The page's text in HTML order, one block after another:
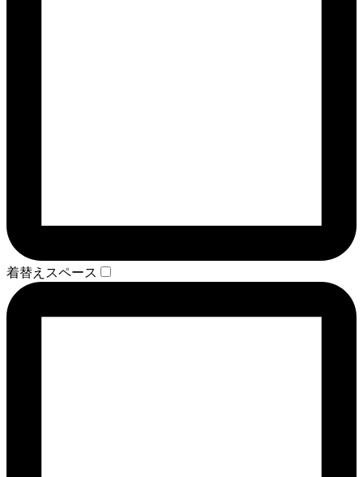
着替えスペース